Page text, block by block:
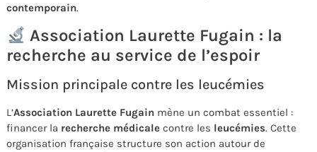
contemporain.
Association Laurette Fugain : la
recherche au service de l’espoir
Mission principale contre les leucémies
L’Association Laurette Fugain mène un combat essentiel :
financer la recherche médicale contre les leucémies. Cette
organisation française structure son action autour de